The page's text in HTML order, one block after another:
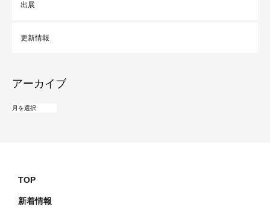
出展
更新情報
アーカイブ
TOP
新着情報